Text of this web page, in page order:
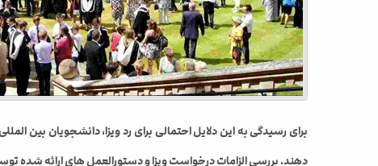
برای رسیدگی به این دلایل احتمالی برای رد ویزا، دانشجویان بین
دهند. بررسی الزامات درخواست ویزا و دستورالعمل های ارائه شده